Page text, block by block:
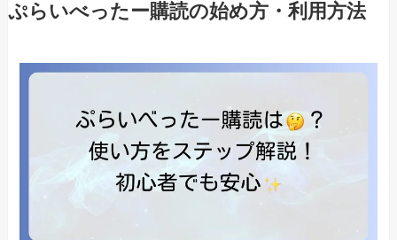
ぷらいべったー購読の始め方・利用方法